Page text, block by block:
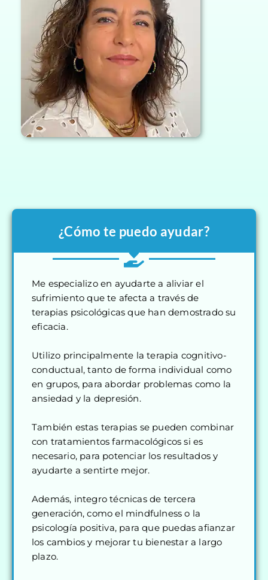
¿Cómo te puedo ayudar?
Me especializo en ayudarte a aliviar el
sufrimiento que te afecta a través de
terapias psicológicas que han demostrado su
eficacia.
Utilizo principalmente la terapia cognitivo-
conductual, tanto de forma individual como
en grupos, para abordar problemas como la
ansiedad y la depresión.
También estas terapias se pueden combinar
con tratamientos farmacológicos si es
necesario, para potenciar los resultados y
ayudarte a sentirte mejor.
Además, integro técnicas de tercera
generación, como el mindfulness o la
psicología positiva, para que puedas afianzar
los cambios y mejorar tu bienestar a largo
plazo.